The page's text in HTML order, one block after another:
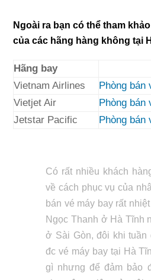
Ngoài ra bạn có thể tham
của các hãng hàng không tại
Hãng bay
Vietnam Airlines
Phòng
Vietjet Air
Phòng
Jetstar Pacific
Phòng
Có rất nhiều khách
về cách phục vụ của
bán vé máy bay rất
Ngọc Thanh ở Hà Tĩnh
ở Sài Gòn, đôi khi
đc vé máy bay tại Hà
gì nhưng để đảm bảo